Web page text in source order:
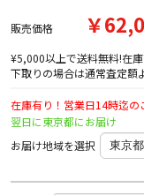
販売価格 ￥
¥5,000以上で送料無料!在
下取りの場合は通常査定額
在庫有り！営業日14時迄の
翌日に東京都にお届け
お届け地域を選択